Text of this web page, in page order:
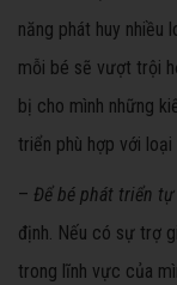
năng phát huy nhiều
mỗi bé sẽ vượt trội
bị cho mình những
triển phù hợp với
– Để bé phát triển
định. Nếu có sự trợ
trong lĩnh vực của